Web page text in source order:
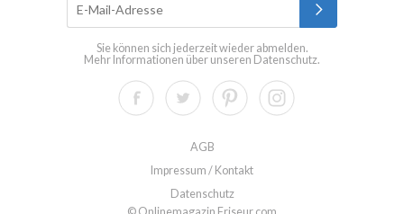
Sie können sich jederzeit wieder abmelden.
Mehr Informationen über unseren Datenschutz.
AGB
Impressum / Kontakt
Datenschutz